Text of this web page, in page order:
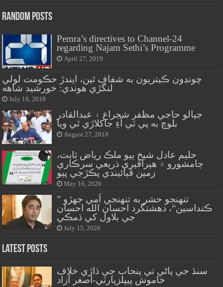
Random Posts
Pemra’s directives to Channel-24
regarding Najam Sethi’s Programme
April 27, 2019
چونڊون ڪيتريون به شفاف ٿين، ايندڙ حڪومت لولي
لنگڙي هوندي: خورشيد شاهه
July 18, 2018
جيالو حاجي مظفر شجراع ۽ عبدالقادر
بلوچ به پي ٽي آءِ جاکلاڙي ٿي ويا
August 27, 2018
حليم عادل شيخ ٻيو ملڪ رياض ثابت،
ڄامشورو ۾ هيراڦيري ذريعي سرڪاري
زمين ڦٻائيندي پڪڙجي پيو
May 16, 2020
” تنهنجو حشر به تنهنجي اَمي جهڙو
ڪنداسين“، دهشتگرد احسان الله احسان
جي بلاول کي ڌمڪي
July 15, 2020
Latest Posts
سنڌ جي پاڻي تي پنجاب جي ڌاڙي خلاف
خاموش پيپلزپارٽي-اصغر آزاد